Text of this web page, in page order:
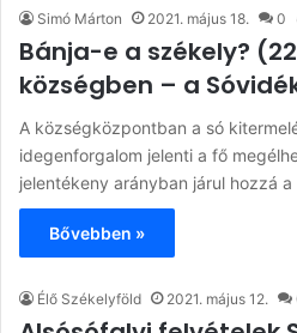
Simó Márton 2021. május 18. 0
Bánja-e a székely?
községben – a
A községközpontban a só
idegenforgalom jelenti a fő
jelentékeny arányban járul hozzá
Bővebben »
Élő Székelyföld 2021. május 12.